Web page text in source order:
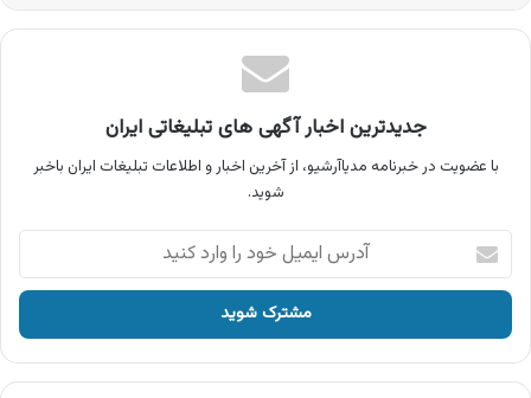
جدیدترین اخبار آگهی های تبلیغاتی ایران
با عضویت در خبرنامه مدیاآرشیو، از آخرین اخبار و اطلاعات تبلیغات ایران باخبر
شوید.
آدرس
ایمیل
خود
وارد
کنید